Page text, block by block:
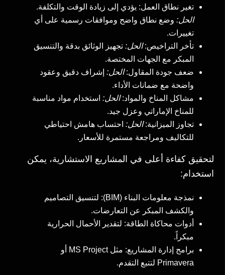
تغير نطاق العمل: يؤدي إلى زيادة الوقت والتكلفة.
الحل: وضع نطاق واضح وموافقات رسمية على أي
تغييرات.
تأخر التراخيص:الحل: تجهيز الوثائق بدقة والتنسيق
المبكر مع الجهات المختصة.
ضعف جودة المقاول:الحل: إشراف دقيق وعقود
واضحة مع ضمانات الأداء.
مشاكل المناخ والمواد:الحل: استخدام مواد مناسبة
للمناخ الإماراتي وعزل جيد.
تجاوز الميزانية:الحل: احتساب هامش احتياطي
للتكاليف ومراجعة مستمرة للأسعار.
لتحقيق كفاءة أعلى في المشاريع الاستشارية، يمكن
استخدام:
نمذجة معلومات البناء (BIM): لتنسيق التصاميم
والكشف المبكر عن التعارضات.
أدوات محاكاة الطاقة: لتقدير الأحمال الحرارية
مبكراً.
برامج إدارة المشاريع: مثل MS Project أو
Primavera لتتبع التقدم.